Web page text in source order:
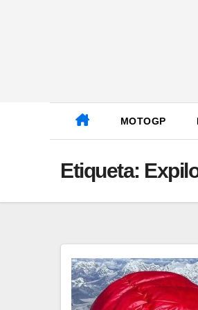
MOTOGP
Etiqueta: